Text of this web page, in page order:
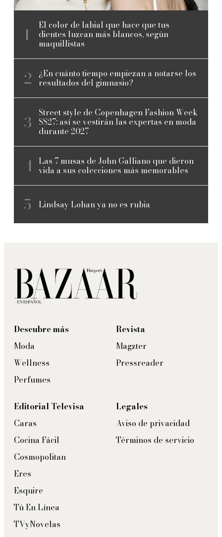
El color de labial que hace que tus
dientes luzcan más blancos, según
maquillistas
¿En cuánto tiempo empiezan a notarse los
resultados del gimnasio?
Street style de Copenhagen Fashion Week
SS27: así se vestirán las expertas en moda
durante 2027
Las 7 musas de John Galliano que dieron
vida a sus colecciones más memorables
Lindsay Lohan ya no es rubia
Descubre más
Moda
Wellness
Perfumes
Revista
Magzter
Pressreader
Editorial Televisa
Caras
Cocina Fácil
Cosmopolitan
Eres
Esquire
Tú En Línea
TVyNovelas
Legales
Aviso de privacidad
Términos de servicio